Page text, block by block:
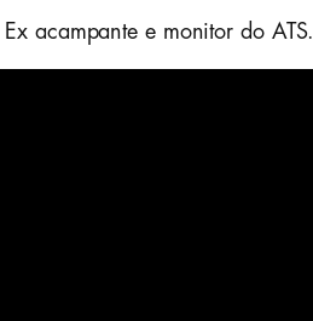
acampante e monitor do ATS.